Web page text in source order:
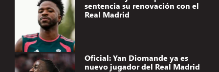
sentencia su renovación con el
Real Madrid
Oficial: Yan Diomande ya es
nuevo jugador del Real Madrid